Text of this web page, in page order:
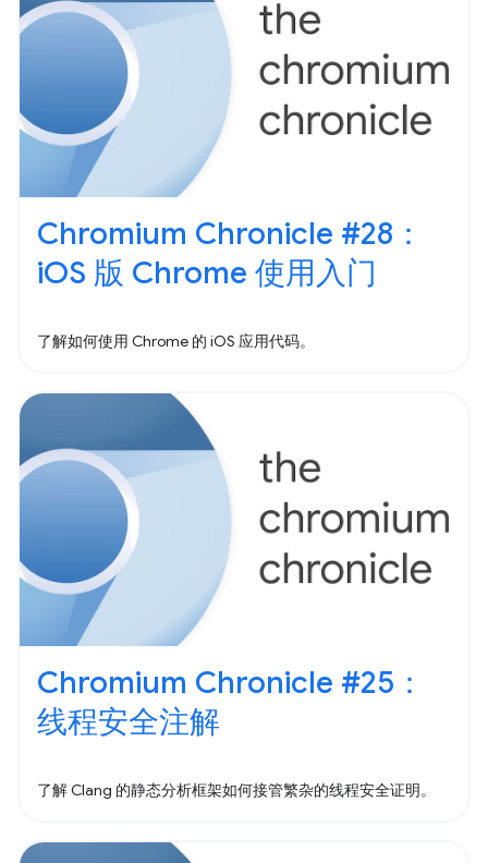
Chromium Chronicle #28：
iOS 版 Chrome 使用入门
了解如何使用 Chrome 的 iOS 应用代码。
Chromium Chronicle #25：
线程安全注解
了解 Clang 的静态分析框架如何接管繁杂的线程安全证明。